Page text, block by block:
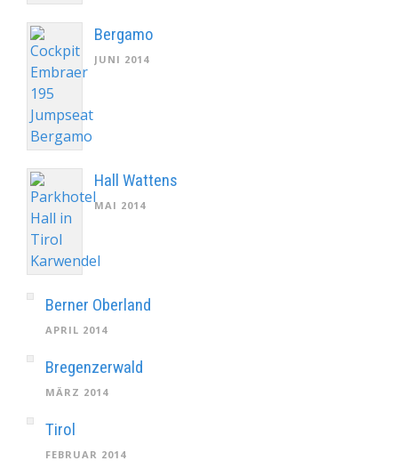
Bergamo
JUNI 2014
Hall Wattens
MAI 2014
Berner Oberland
APRIL 2014
Bregenzerwald
MÄRZ 2014
Tirol
FEBRUAR 2014